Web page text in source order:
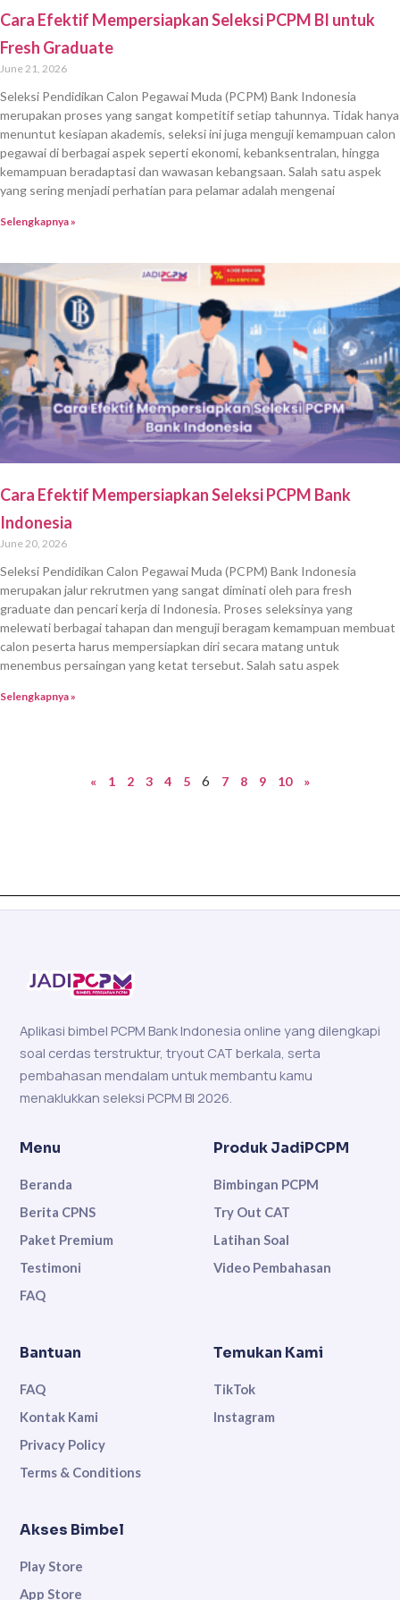
Cara Efektif Mempersiapkan Seleksi PCPM BI untuk
Fresh Graduate
June 21, 2026
Seleksi Pendidikan Calon Pegawai Muda (PCPM) Bank Indonesia
merupakan proses yang sangat kompetitif setiap tahunnya. Tidak hanya
menuntut kesiapan akademis, seleksi ini juga menguji kemampuan calon
pegawai di berbagai aspek seperti ekonomi, kebanksentralan, hingga
kemampuan beradaptasi dan wawasan kebangsaan. Salah satu aspek
yang sering menjadi perhatian para pelamar adalah mengenai
Selengkapnya »
Cara Efektif Mempersiapkan Seleksi PCPM Bank
Indonesia
June 20, 2026
Seleksi Pendidikan Calon Pegawai Muda (PCPM) Bank Indonesia
merupakan jalur rekrutmen yang sangat diminati oleh para fresh
graduate dan pencari kerja di Indonesia. Proses seleksinya yang
melewati berbagai tahapan dan menguji beragam kemampuan membuat
calon peserta harus mempersiapkan diri secara matang untuk
menembus persaingan yang ketat tersebut. Salah satu aspek
Selengkapnya »
« 1 2 3 4 5 6 7 8 9 10 »
Aplikasi bimbel PCPM Bank Indonesia online yang dilengkapi
soal cerdas terstruktur, tryout CAT berkala, serta
pembahasan mendalam untuk membantu kamu
menaklukkan seleksi PCPM BI 2026.
Menu
Beranda
Berita CPNS
Paket Premium
Testimoni
FAQ
Produk JadiPCPM
Bimbingan PCPM
Try Out CAT
Latihan Soal
Video Pembahasan
Bantuan
FAQ
Kontak Kami
Privacy Policy
Terms & Conditions
Temukan Kami
TikTok
Instagram
Akses Bimbel
Play Store
App Store